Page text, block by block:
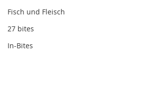
Fisch und Fleisch
27 bites
In-Bites